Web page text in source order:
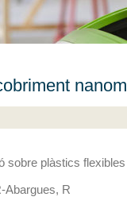
sobre plàstics
Abargues, R